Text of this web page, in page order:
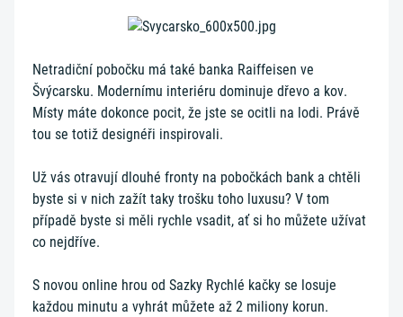
Netradiční pobočku má také banka Raiffeisen ve
Švýcarsku. Modernímu interiéru dominuje dřevo a kov.
Místy máte dokonce pocit, že jste se ocitli na lodi. Právě
tou se totiž designéři inspirovali.
Už vás otravují dlouhé fronty na pobočkách bank a chtěli
byste si v nich zažít taky trošku toho luxusu? V tom
případě byste si měli rychle vsadit, ať si ho můžete užívat
co nejdříve.
S novou online hrou od Sazky Rychlé kačky se losuje
každou minutu a vyhrát můžete až 2 miliony korun.